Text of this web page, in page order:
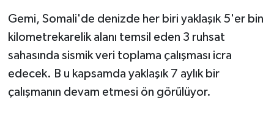
Gemi, Somali'de denizde her biri yaklaşık 5'er bin
kilometrekarelik alanı temsil eden 3 ruhsat
sahasında sismik veri toplama çalışması icra
edecek. B u kapsamda yaklaşık 7 aylık bir
çalışmanın devam etmesi ön görülüyor.